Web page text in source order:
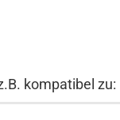
kompatibel zu: